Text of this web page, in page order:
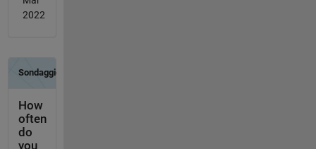
2022